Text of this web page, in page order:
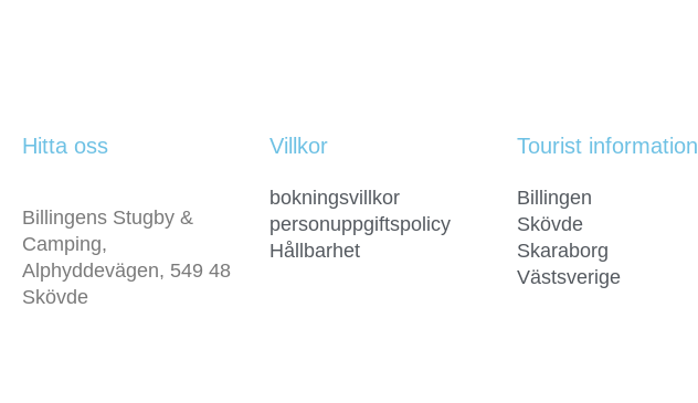
Hitta oss
Billingens Stugby &
Camping,
Alphyddevägen, 549 48
Skövde
Villkor
bokningsvillkor
personuppgiftspolicy
Hållbarhet
Tourist information
Billingen
Skövde
Skaraborg
Västsverige